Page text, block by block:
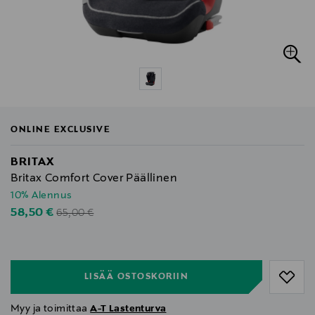
ONLINE EXCLUSIVE
BRITAX
Britax Comfort Cover Päällinen
10% Alennus
Discounted Price
58,50 €Original Price
65,00 €
LISÄÄ OSTOSKORIIN
Myy ja toimittaaA-T Lastenturva